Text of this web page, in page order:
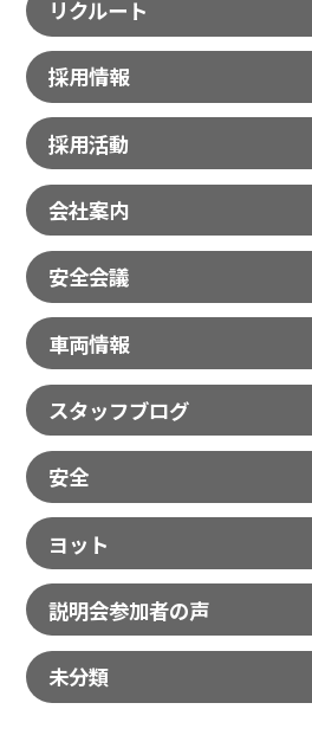
リクルート
採用情報
採用活動
会社案内
安全会議
車両情報
スタッフブログ
安全
ヨット
説明会参加者の声
未分類